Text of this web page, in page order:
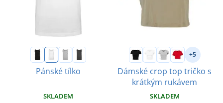
Pánské tílko
SKLADEM
+5
Dámské crop top tričko s
krátkým rukávem
SKLADEM